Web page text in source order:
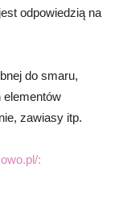
odpowiedzią na
do smaru,
elementów
zawiasy itp.
: